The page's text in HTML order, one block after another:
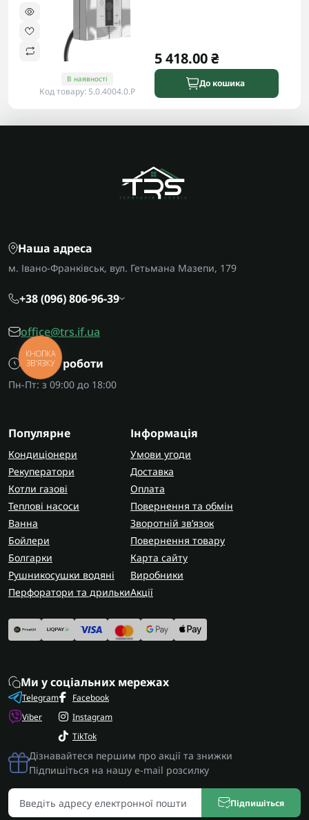
В наявності
Код товару: 5.0.4004.0.P
5 418.00 ₴
До кошика
Наша адреса
м. Івано-Франківськ, вул. Гетьмана Мазепи, 179
+38 (096) 806-96-39
office@trs.if.ua
Графік роботи
Пн-Пт: з 09:00 до 18:00
Популярне
Кондиціонери
Рекуператори
Котли газові
Теплові насоси
Ванна
Бойлери
Болгарки
Рушникосушки водяні
Перфоратори та дрильки
Інформація
Умови угоди
Доставка
Оплата
Повернення та обмін
Зворотній зв’язок
Повернення товару
Карта сайту
Виробники
Акції
Ми у соціальних мережах
Telegram
Viber
Facebook
Instagram
TikTok
Дізнавайтеся першим про акції та знижки
Підпишіться на нашу e-mail розсилку
Підпишіться
КНОПКА
ЗВ'ЯЗКУ